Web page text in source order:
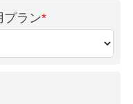
プラン*